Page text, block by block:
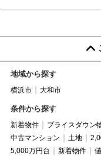
地域から探す
横浜市 大和市
条件から探す
新着物件 プライスダウン
中古マンション
土地
5,000万円台
新着物件